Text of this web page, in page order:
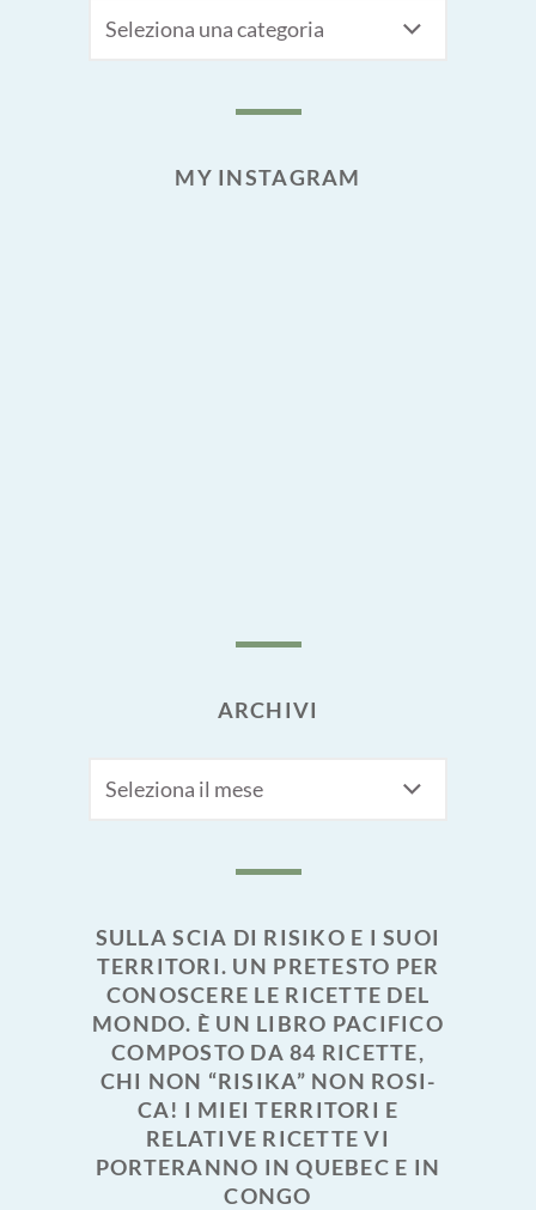
MY INSTAGRAM
ARCHIVI
SULLA SCIA DI RISIKO E I SUOI
TERRITORI. UN PRETESTO PER
CONOSCERE LE RICETTE DEL
MONDO. È UN LIBRO PACIFICO
COMPOSTO DA 84 RICETTE,
CHI NON “RISIKA” NON ROSI-
CA! I MIEI TERRITORI E
RELATIVE RICETTE VI
PORTERANNO IN QUEBEC E IN
CONGO